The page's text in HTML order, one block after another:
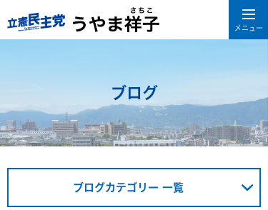
ブログ
ブログカテゴリー 一覧